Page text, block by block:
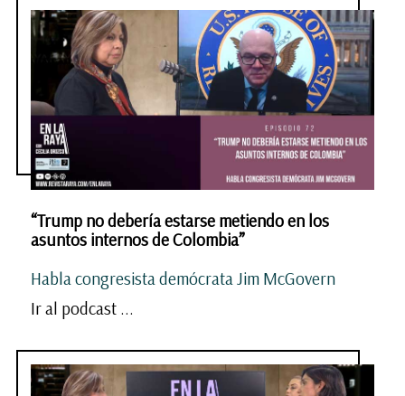
“Trump no debería estarse metiendo en los
asuntos internos de Colombia”
Habla congresista demócrata Jim McGovern
Ir al podcast ...